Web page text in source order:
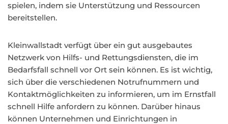
spielen, indem sie Unterstützung und Ressourcen
bereitstellen.
Kleinwallstadt verfügt über ein gut ausgebautes
Netzwerk von Hilfs- und Rettungsdiensten, die im
Bedarfsfall schnell vor Ort sein können. Es ist wichtig,
sich über die verschiedenen Notrufnummern und
Kontaktmöglichkeiten zu informieren, um im Ernstfall
schnell Hilfe anfordern zu können. Darüber hinaus
können Unternehmen und Einrichtungen in